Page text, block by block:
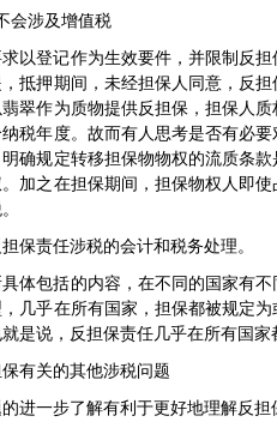
会涉及增值税
以登记作为生效要件，并限制反
抵押期间，未经担保人同意，反
翠作为质物提供反担保，担保人
税年度。故而有人思考是否有必
确规定转移担保物物权的流质条
加之在担保期间，担保物权人即
保责任涉税的会计和税务处理。
体包括的内容，在不同的国家有
几乎在所有国家，担保都被规定
是说，反担保责任几乎在所有国
保有关的其他涉税问题
进一步了解有利于更好地理解反